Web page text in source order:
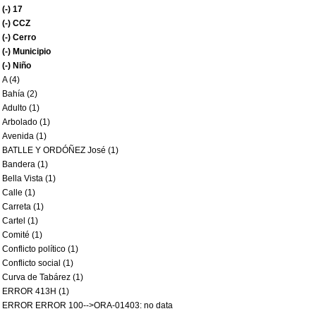
(-) 17
(-) CCZ
(-) Cerro
(-) Municipio
(-) Niño
A (4)
Bahía (2)
Adulto (1)
Arbolado (1)
Avenida (1)
BATLLE Y ORDÓÑEZ José (1)
Bandera (1)
Bella Vista (1)
Calle (1)
Carreta (1)
Cartel (1)
Comité (1)
Conflicto político (1)
Conflicto social (1)
Curva de Tabárez (1)
ERROR 413H (1)
ERROR ERROR 100-->ORA-01403: no data